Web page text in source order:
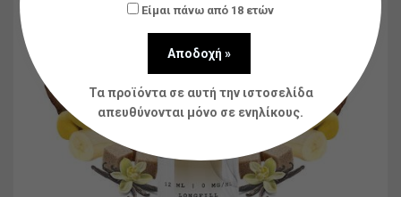
Είμαι πάνω από 18 ετών
Τα προϊόντα σε αυτή την ιστοσελίδα
απευθύνονται μόνο σε ενηλίκους.